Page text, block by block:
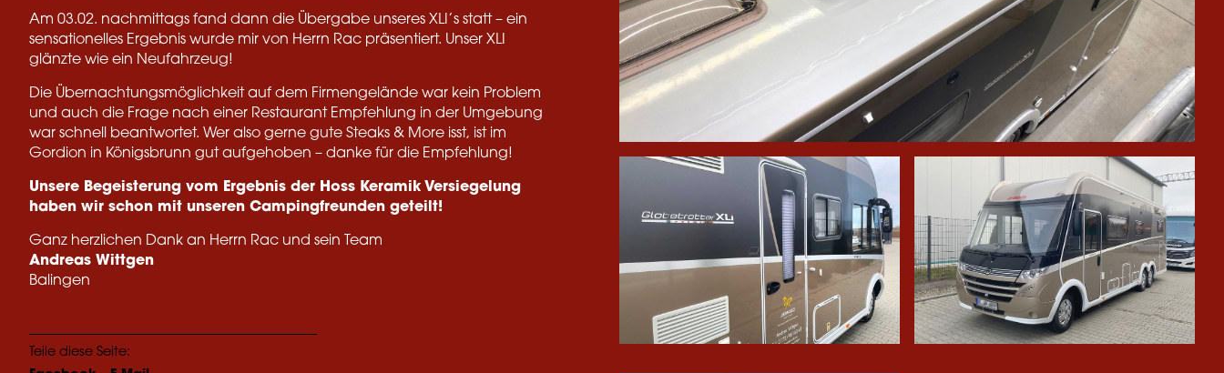
Am 03.02. nachmittags fand dann die Übergabe unseres XLI’s statt – ein
sensationelles Ergebnis wurde mir von Herrn Rac präsentiert. Unser XLI
glänzte wie ein Neufahrzeug!
Die Übernachtungsmöglichkeit auf dem Firmengelände war kein Problem
und auch die Frage nach einer Restaurant Empfehlung in der Umgebung
war schnell beantwortet. Wer also gerne gute Steaks & More isst, ist im
Gordion in Königsbrunn gut aufgehoben – danke für die Empfehlung!
Unsere Begeisterung vom Ergebnis der Hoss Keramik Versiegelung
haben wir schon mit unseren Campingfreunden geteilt!
Ganz herzlichen Dank an Herrn Rac und sein Team
Andreas Wittgen
Balingen
Teile diese Seite: